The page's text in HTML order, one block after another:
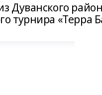
Дуванского
турнира «Терра